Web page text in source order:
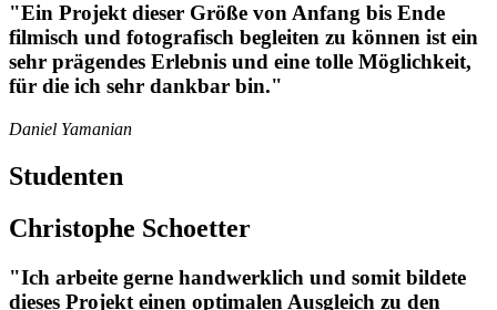
"Ein Projekt dieser Größe von Anfang bis Ende
filmisch und fotografisch begleiten zu können ist ein
sehr prägendes Erlebnis und eine tolle Möglichkeit,
für die ich sehr dankbar bin."
Daniel Yamanian
Studenten
Christophe Schoetter
"Ich arbeite gerne handwerklich und somit bildete
dieses Projekt einen optimalen Ausgleich zu den